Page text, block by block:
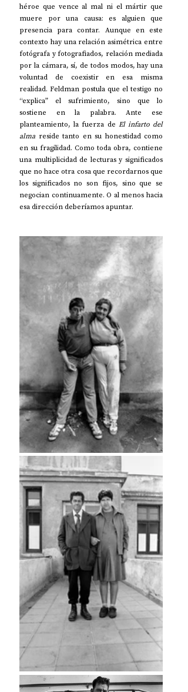
héroe que vence al mal ni el mártir que
muere por una causa: es alguien que
presencia para contar. Aunque en este
contexto hay una relación asimétrica entre
fotógrafa y fotografiados, relación mediada
por la cámara, sí, de todos modos, hay una
voluntad de coexistir en esa misma
realidad. Feldman postula que el testigo no
“explica” el sufrimiento, sino que lo
sostiene en la palabra. Ante ese
planteamiento, la fuerza de El infarto del
alma reside tanto en su honestidad como
en su fragilidad. Como toda obra, contiene
una multiplicidad de lecturas y significados
que no hace otra cosa que recordarnos que
los significados no son fijos, sino que se
negocian continuamente. O al menos hacia
esa dirección deberíamos apuntar.